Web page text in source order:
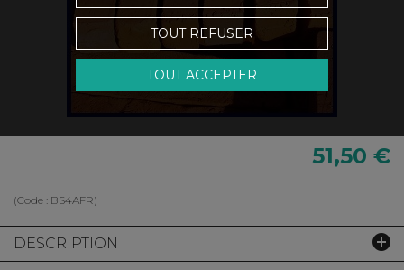
51,50 €
(Code : BS4AFR)
DESCRIPTION
TOUT REFUSER
TOUT ACCEPTER